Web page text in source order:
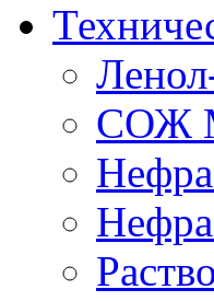
СОЖ